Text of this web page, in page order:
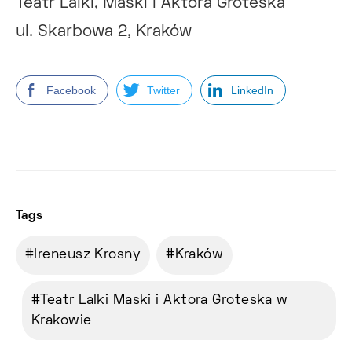
Teatr Lalki, Maski i Aktora Groteska
ul. Skarbowa 2, Kraków
Facebook Twitter LinkedIn
Tags
Ireneusz Krosny Kraków
Teatr Lalki Maski i Aktora Groteska w
Krakowie